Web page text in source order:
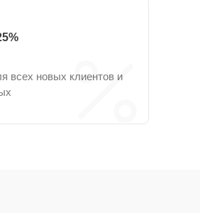
всех новых клиентов и